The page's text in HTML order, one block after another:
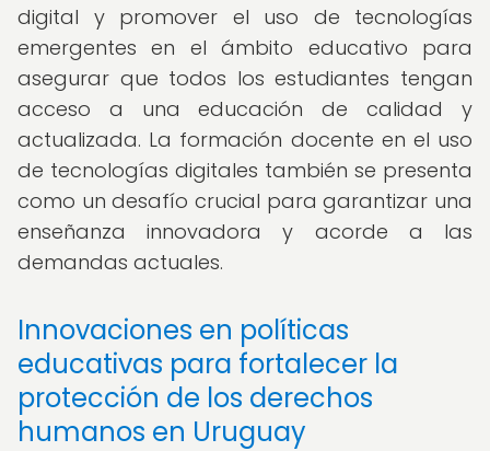
digital y promover el uso de tecnologías
emergentes en el ámbito educativo para
asegurar que todos los estudiantes tengan
acceso a una educación de calidad y
actualizada. La formación docente en el uso
de tecnologías digitales también se presenta
como un desafío crucial para garantizar una
enseñanza innovadora y acorde a las
demandas actuales.
Innovaciones en políticas
educativas para fortalecer la
protección de los derechos
humanos en Uruguay